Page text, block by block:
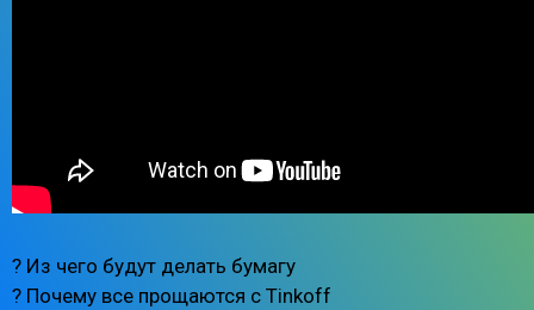
? Из чего будут делать бумагу
? Почему все прощаются с Tinkoff